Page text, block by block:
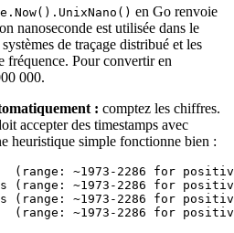
en Go renvoie
nanoseconde est utilisée dans le
de traçage distribué et les
fréquence. Pour convertir en
000.
: comptez les chiffres.
accepter des timestamps avec
heuristique simple fonctionne bien :
~1973-2286 for
(range: ~1973-2286 for
(range: ~1973-2286 for